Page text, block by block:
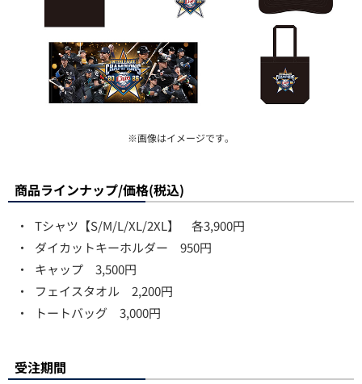
※画像はイメージです。
商品ラインナップ/価格(税込)
・
Tシャツ【S/M/L/XL/2XL】 各3,900円
・
ダイカットキーホルダー 950円
・
キャップ 3,500円
・
フェイスタオル 2,200円
・
トートバッグ 3,000円
受注期間